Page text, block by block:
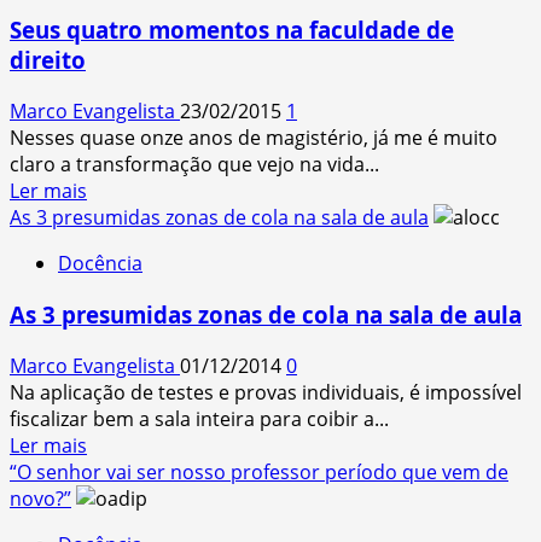
Seus quatro momentos na faculdade de
direito
Marco Evangelista 23/02/2015 1
Nesses quase onze anos de magistério, já me é muito
claro a transformação que vejo na vida...
Ler mais
more
Seus
momentos
faculdade
de
direito
As 3 presumidas zonas de cola na sala de aula
Docência
As 3 presumidas zonas de cola na sala de aula
Marco Evangelista 01/12/20140
Na aplicação de testes e provas individuais, é impossível
fiscalizar bem a sala inteira para coibir a...
Ler mais
more
about
“O senhor vai ser nosso professor período que vem de
novo?”